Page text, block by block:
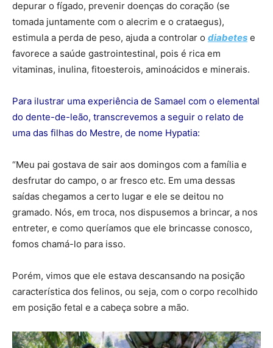
depurar o fígado, prevenir doenças do coração (se
tomada juntamente com o alecrim e o crataegus),
estimula a perda de peso, ajuda a controlar o diabetes e
favorece a saúde gastrointestinal, pois é rica em
vitaminas, inulina, fitoesterois, aminoácidos e minerais.
Para ilustrar uma experiência de Samael com o elemental
do dente-de-leão, transcrevemos a seguir o relato de
uma das filhas do Mestre, de nome Hypatia:
“Meu pai gostava de sair aos domingos com a família e
desfrutar do campo, o ar fresco etc. Em uma dessas
saídas chegamos a certo lugar e ele se deitou no
gramado. Nós, em troca, nos dispusemos a brincar, a nos
entreter, e como queríamos que ele brincasse conosco,
fomos chamá-lo para isso.
Porém, vimos que ele estava descansando na posição
característica dos felinos, ou seja, com o corpo recolhido
em posição fetal e a cabeça sobre a mão.